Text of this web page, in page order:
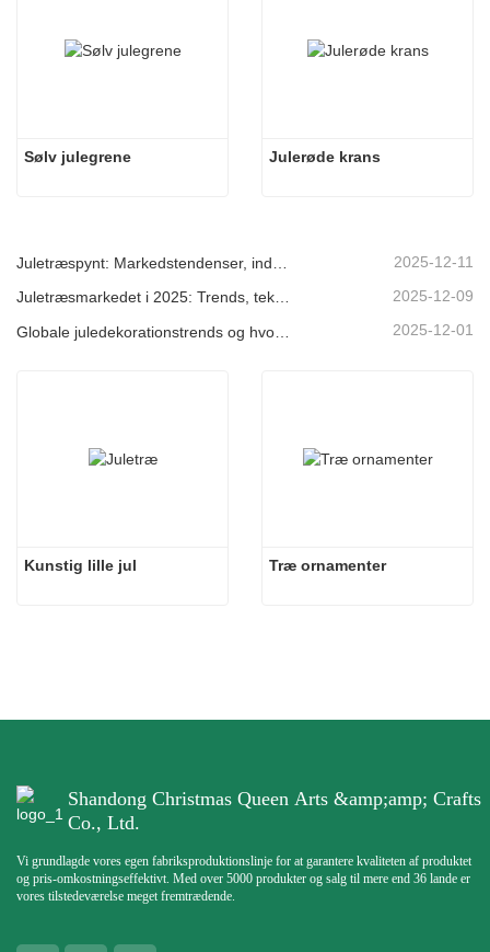
Sølv julegrene Julerøde krans
2025-12-11
Juletræsmarkedet i 2025: Trends, teknologier og indkøbsguide til B2B-købere 2025-12-09
2025-12-01
Kunstig lille jul Træ ornamenter
Shandong Christmas Queen Arts &amp;amp; Crafts
Co., Ltd.
Vi grundlagde vores egen fabriksproduktionslinje for at garantere kvaliteten af ​​produktet
og pris-omkostningseffektivt. Med over 5000 produkter og salg til mere end 36 lande er
vores tilstedeværelse meget fremtrædende.